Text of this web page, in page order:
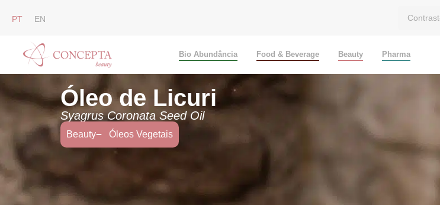
PT EN
Bio Abundância Food & Beverage Beauty Pharma
Óleo de Licuri
Syagrus Coronata Seed Oil
Beauty Óleos Vegetais